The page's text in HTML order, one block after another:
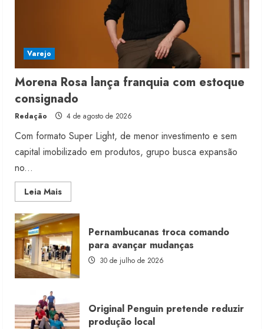
Varejo
Morena Rosa lança franquia com estoque
consignado
Redação 4 de agosto de 2026
Com formato Super Light, de menor investimento e sem
capital imobilizado em produtos, grupo busca expansão
no...
Leia MaisRead
more
Morena
Rosa
lança
franquia
com
estoque
consignado
Pernambucanas troca comando
para avançar mudanças
30 de julho de 2026
Original Penguin pretende reduzir
produção local